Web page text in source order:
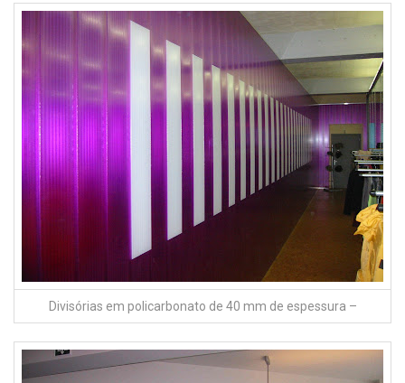
Divisórias em policarbonato de 40 mm de espessura –